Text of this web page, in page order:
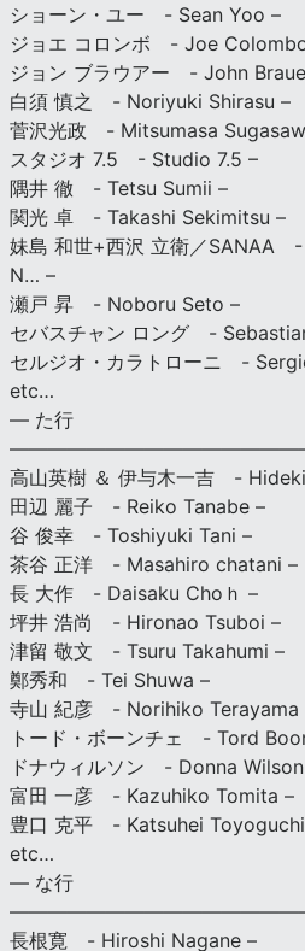
ショーン・ユー - Sean Yoo –
ジョエ コロンボ - Joe
ジョン ブラウアー - John
白須 慎之 - Noriyuki Shirasu –
菅沢光政 - Mitsumasa
スタジオ 7.5 - Studio 7.5 –
隅井 徹 - Tetsu Sumii –
関光 卓 - Takashi Sekimitsu –
妹島 和世+西沢 立衛／SANAA
N… –
瀬戸 昇 - Noboru Seto –
セバスチャン ロング -
セルジオ・カラトローニ -
etc…
— た行
高山英樹 ＆ 伊与木一吉 -
田辺 麗子 - Reiko Tanabe –
谷 俊幸 - Toshiyuki Tani –
茶谷 正洋 - Masahiro chatani –
長 大作 - Daisaku Choｈ –
坪井 浩尚 - Hironao Tsuboi –
津留 敬文 - Tsuru Takahumi –
鄭秀和 - Tei Shuwa –
寺山 紀彦 - Norihiko Terayama
トード・ボーンチェ - Tord
ドナウィルソン - Donna
富田 一彦 - Kazuhiko Tomita –
豊口 克平 - Katsuhei
etc…
— な行
長根寛 - Hiroshi Nagane –